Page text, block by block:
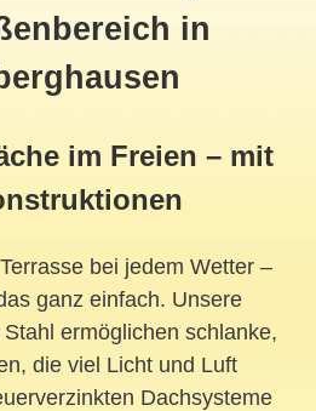
in
im Freien – mit
bei jedem Wetter –
ganz einfach. Unsere
ermöglichen schlanke,
die viel Licht und Luft
Dachsysteme